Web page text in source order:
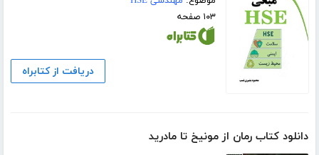
۱۰۳ صفحه
دریافت از کتابراه
دانلود کتاب رمان از مونیخ تا مادرید